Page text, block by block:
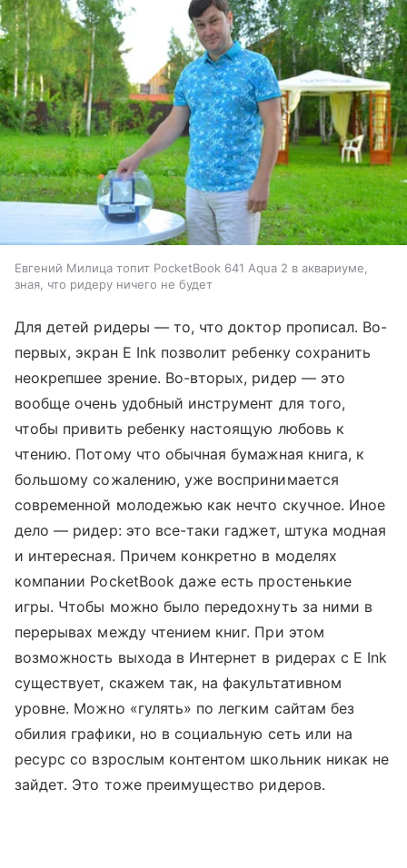
Евгений Милица топит PocketBook 641 Aqua 2 в аквариуме,
зная, что ридеру ничего не будет
Для детей ридеры — то, что доктор прописал. Во-
первых, экран E Ink позволит ребенку сохранить
неокрепшее зрение. Во-вторых, ридер — это
вообще очень удобный инструмент для того,
чтобы привить ребенку настоящую любовь к
чтению. Потому что обычная бумажная книга, к
большому сожалению, уже воспринимается
современной молодежью как нечто скучное. Иное
дело — ридер: это все-таки гаджет, штука модная
и интересная. Причем конкретно в моделях
компании PocketBook даже есть простенькие
игры. Чтобы можно было передохнуть за ними в
перерывах между чтением книг. При этом
возможность выхода в Интернет в ридерах с E Ink
существует, скажем так, на факультативном
уровне. Можно «гулять» по легким сайтам без
обилия графики, но в социальную сеть или на
ресурс со взрослым контентом школьник никак не
зайдет. Это тоже преимущество ридеров.